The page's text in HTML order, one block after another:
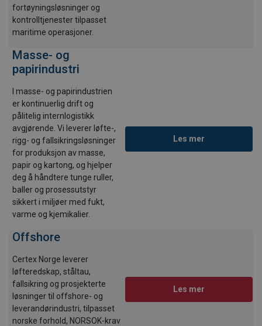
fortøyningsløsninger og
kontrolltjenester tilpasset
maritime operasjoner.
Masse- og
papirindustri
I masse- og papirindustrien
er kontinuerlig drift og
pålitelig internlogistikk
avgjørende. Vi leverer løfte-,
rigg- og fallsikringsløsninger
for produksjon av masse,
papir og kartong, og hjelper
deg å håndtere tunge ruller,
baller og prosessutstyr
sikkert i miljøer med fukt,
varme og kjemikalier.
Les mer
Offshore
Certex Norge leverer
løfteredskap, ståltau,
fallsikring og prosjekterte
løsninger til offshore- og
leverandørindustri, tilpasset
norske forhold, NORSOK-krav
Les mer